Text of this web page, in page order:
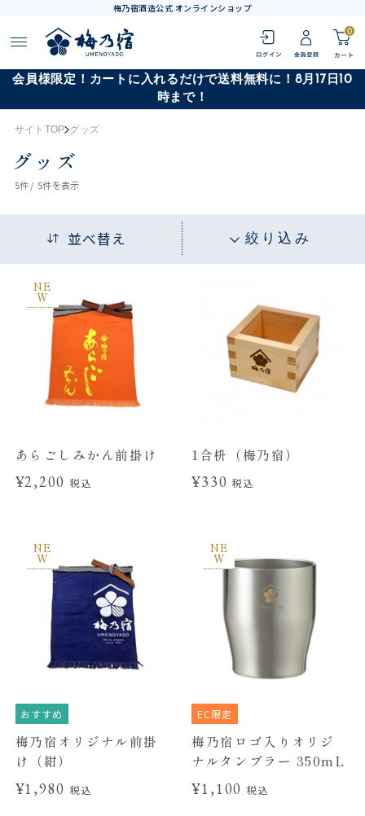
梅乃宿酒造公式 オンラインショップ
0
会員様限定！カートに入れるだけで送料無料に！8月17日10
時まで！
サイトTOP グッズ
グッズ
5件 / 5件を表示
並べ替え 絞り込み
NE
W
あらごしみかん前掛け
¥2,200税込
1合枡（梅乃宿）
¥330税込
NE
W
おすすめ
梅乃宿オリジナル前掛
け（紺）
¥1,980税込
NE
W
EC限定
梅乃宿ロゴ入りオリジ
ナルタンブラー 350mL
¥1,100 税込